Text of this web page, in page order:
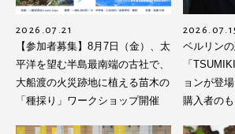
2026.07.21
【参加者募集】8月7日（金）、太
平洋を望む半島最南端の古社で、
大船渡の火災跡地に植える苗木の
「種採り」ワークショップ開催
ベルリン
「
ョンが登
購入者の